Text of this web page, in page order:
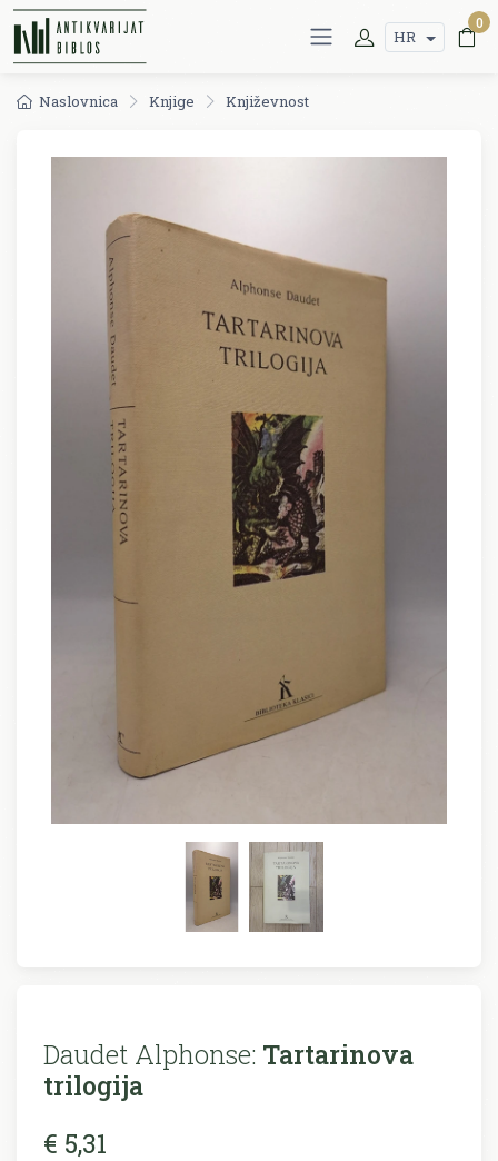
HR
0
Naslovnica Knjige Književnost
Daudet Alphonse: Tartarinova
trilogija
€ 5,31